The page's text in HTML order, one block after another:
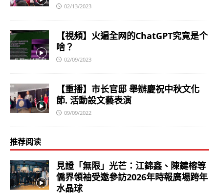
02/13/2023
【視頻】火遍全网的ChatGPT究竟是个
啥？
02/09/2023
【重播】市长官邸 舉辦慶祝中秋文化
節. 活動設文藝表演
09/09/2022
推荐阅读
見證「無限」光芒：江錦鑫、陳鍵榕等
僑界領袖受邀參訪2026年時報廣場跨年
水晶球